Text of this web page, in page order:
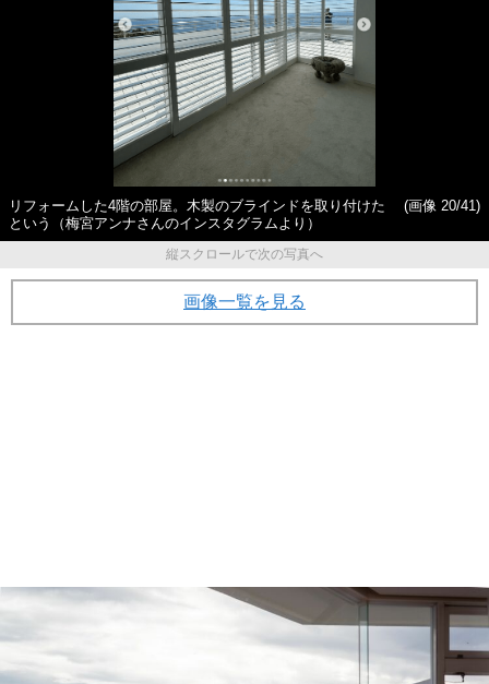
リフォームした4階の部屋。木製のブラインドを取り付けた
という（梅宮アンナさんのインスタグラムより）
(画像 20/41)
縦スクロールで次の写真へ
画像一覧を見る